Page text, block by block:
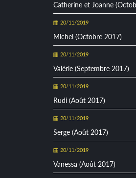
Catherine et Joanne
20/11/2019
Michel (Octobre 2017)
20/11/2019
Valérie (Septembre 2017)
20/11/2019
Rudi (Août 2017)
20/11/2019
Serge (Août 2017)
20/11/2019
Vanessa (Août 2017)